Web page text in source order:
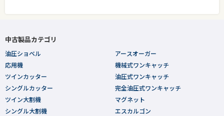
中古製品カテゴリ
油圧ショベル
応用機
ツインカッター
シングルカッター
ツイン大割機
シングル大割機
アースオーガー
機械式ワンキャッチ
油圧式ワンキャッチ
完全油圧式ワンキャッチ
マグネット
エスカルゴン